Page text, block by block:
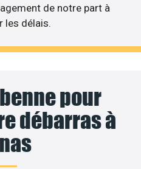
de notre part à
les délais.
pour
débarras à